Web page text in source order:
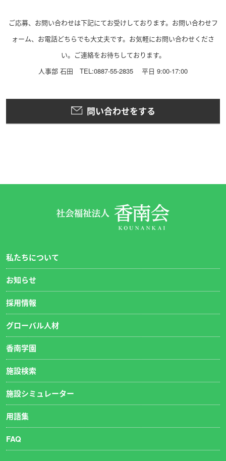
ご応募、お問い合わせは下記にてお受けしております。お問い合わせフ
ォーム、お電話どちらでも大丈夫です。お気軽にお問い合わせくださ
い。ご連絡をお待ちしております。
人事部 石田 TEL:0887-55-2835 平日 9:00-17:00
問い合わせをする
私たちについて
お知らせ
採用情報
グローバル人材
香南学園
施設検索
施設シミュレーター
用語集
FAQ